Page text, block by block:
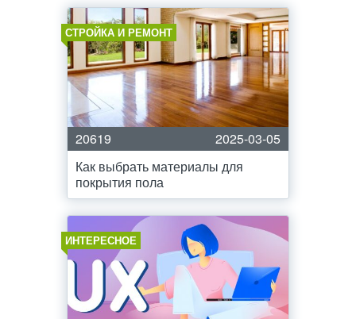
СТРОЙКА И РЕМОНТ
20619
2025-03-05
Как выбрать материалы для
покрытия пола
ИНТЕРЕСНОЕ